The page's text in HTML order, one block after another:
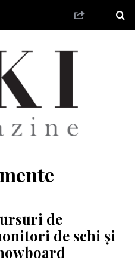
de
de schi și